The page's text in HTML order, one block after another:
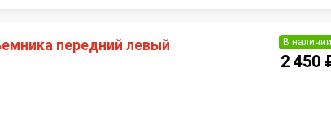
передний левый В наличии
2 450